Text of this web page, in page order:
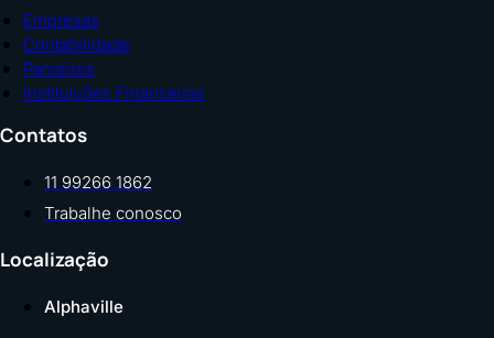
Empresas
Contabilidade
Parceiros
Instituições Financeiras
Contatos
11 99266 1862
Trabalhe conosco
Localização
Alphaville